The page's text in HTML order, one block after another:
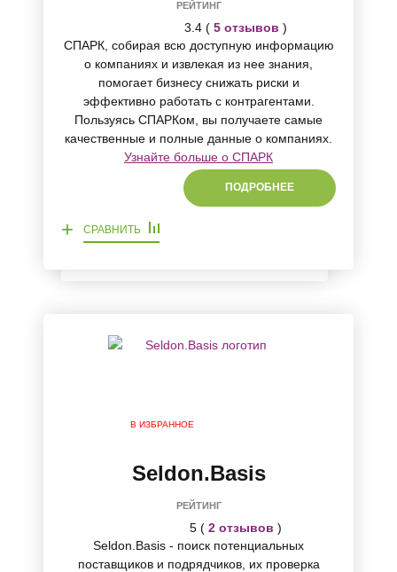
РЕЙТИНГ
3.4 ( 5 отзывов )
СПАРК, собирая всю доступную информацию
о компаниях и извлекая из нее знания,
помогает бизнесу снижать риски и
эффективно работать с контрагентами.
Пользуясь СПАРКом, вы получаете самые
качественные и полные данные о компаниях.
Узнайте больше о СПАРК
ПОДРОБНЕЕ
+ СРАВНИТЬ
В ИЗБРАННОЕ
Seldon.Basis
РЕЙТИНГ
5 ( 2 отзывов )
Seldon.Basis - поиск потенциальных
поставщиков и подрядчиков, их проверка